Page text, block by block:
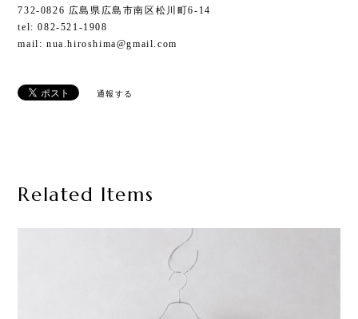
732-0826 広島県広島市南区松川町6-14
tel: 082-521-1908
mail: nua.hiroshima@gmail.com
通報する
Related Items